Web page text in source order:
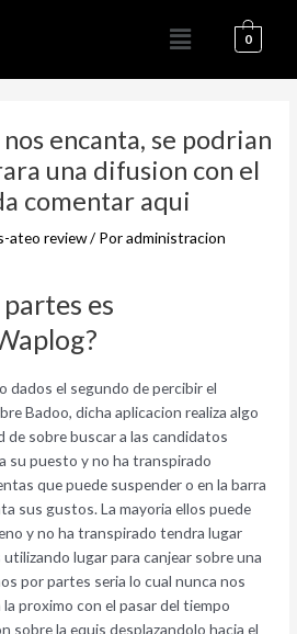
Menú 0
encanta, se podri­an
una difusion con el
comentar aqui
ateo review/ Poradministracion
es
dados el segundo de percibir el
Badoo, dicha aplicacion realiza algo
de sobre buscar a las candidatos
su puesto y no ha transpirado
que puede suspender o en la barra
sus gustos. La mayori­a ellos puede
y no ha transpirado tendra lugar
lugar para canjear sobre una
por partes seri­a lo cual nunca nos
proximo con el pasar del tiempo
sobre la equis desplazandolo hacia el